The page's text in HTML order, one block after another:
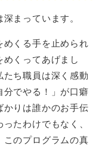
まっています。
めくる手を止められ
くってあげまし
ち職員は深く感動
分でやる！」が口癖
りは誰かのお手伝
たわけでもなく、
のプログラムの真